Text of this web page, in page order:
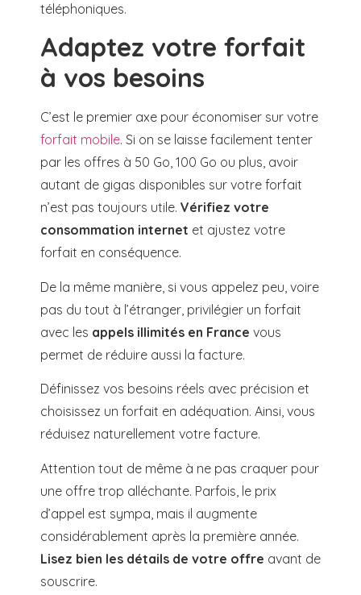
téléphoniques.
Adaptez votre forfait
à vos besoins
C’est le premier axe pour économiser sur votre
forfait mobile. Si on se laisse facilement tenter
par les offres à 50 Go, 100 Go ou plus, avoir
autant de gigas disponibles sur votre forfait
n’est pas toujours utile. Vérifiez votre
consommation internet et ajustez votre
forfait en conséquence.
De la même manière, si vous appelez peu, voire
pas du tout à l’étranger, privilégier un forfait
avec les appels illimités en France vous
permet de réduire aussi la facture.
Définissez vos besoins réels avec précision et
choisissez un forfait en adéquation. Ainsi, vous
réduisez naturellement votre facture.
Attention tout de même à ne pas craquer pour
une offre trop alléchante. Parfois, le prix
d’appel est sympa, mais il augmente
considérablement après la première année.
Lisez bien les détails de votre offre avant de
souscrire.